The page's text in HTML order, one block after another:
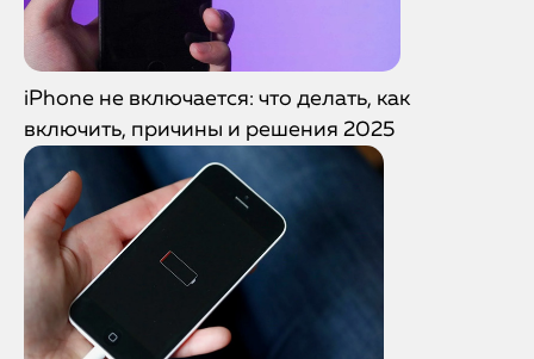
iPhone не включается: что делать, как
включить, причины и решения 2025